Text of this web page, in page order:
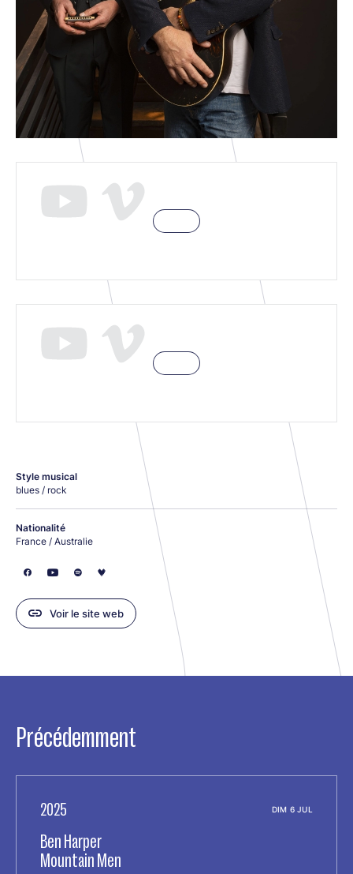
Style musical
blues / rock
Nationalité
France / Australie
Voir le site web
Précédemment
2025 DIM 6 JUL
Ben Harper
Mountain Men